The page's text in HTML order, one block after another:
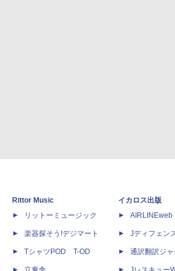
Rittor Music
リットーミュージック
楽器探そう!デジマート
TシャツPOD T-OD
イカロス出版
AIRLINEweb
Jディフェン
通訳翻訳ジ